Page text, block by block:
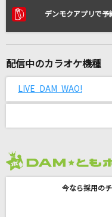
リアルタイ
残酷な天使のテーゼ
睨めっ娘
デンモクアプリで予
配信中のカラオケ機種
LIVE DAM WAO!
今なら採用の